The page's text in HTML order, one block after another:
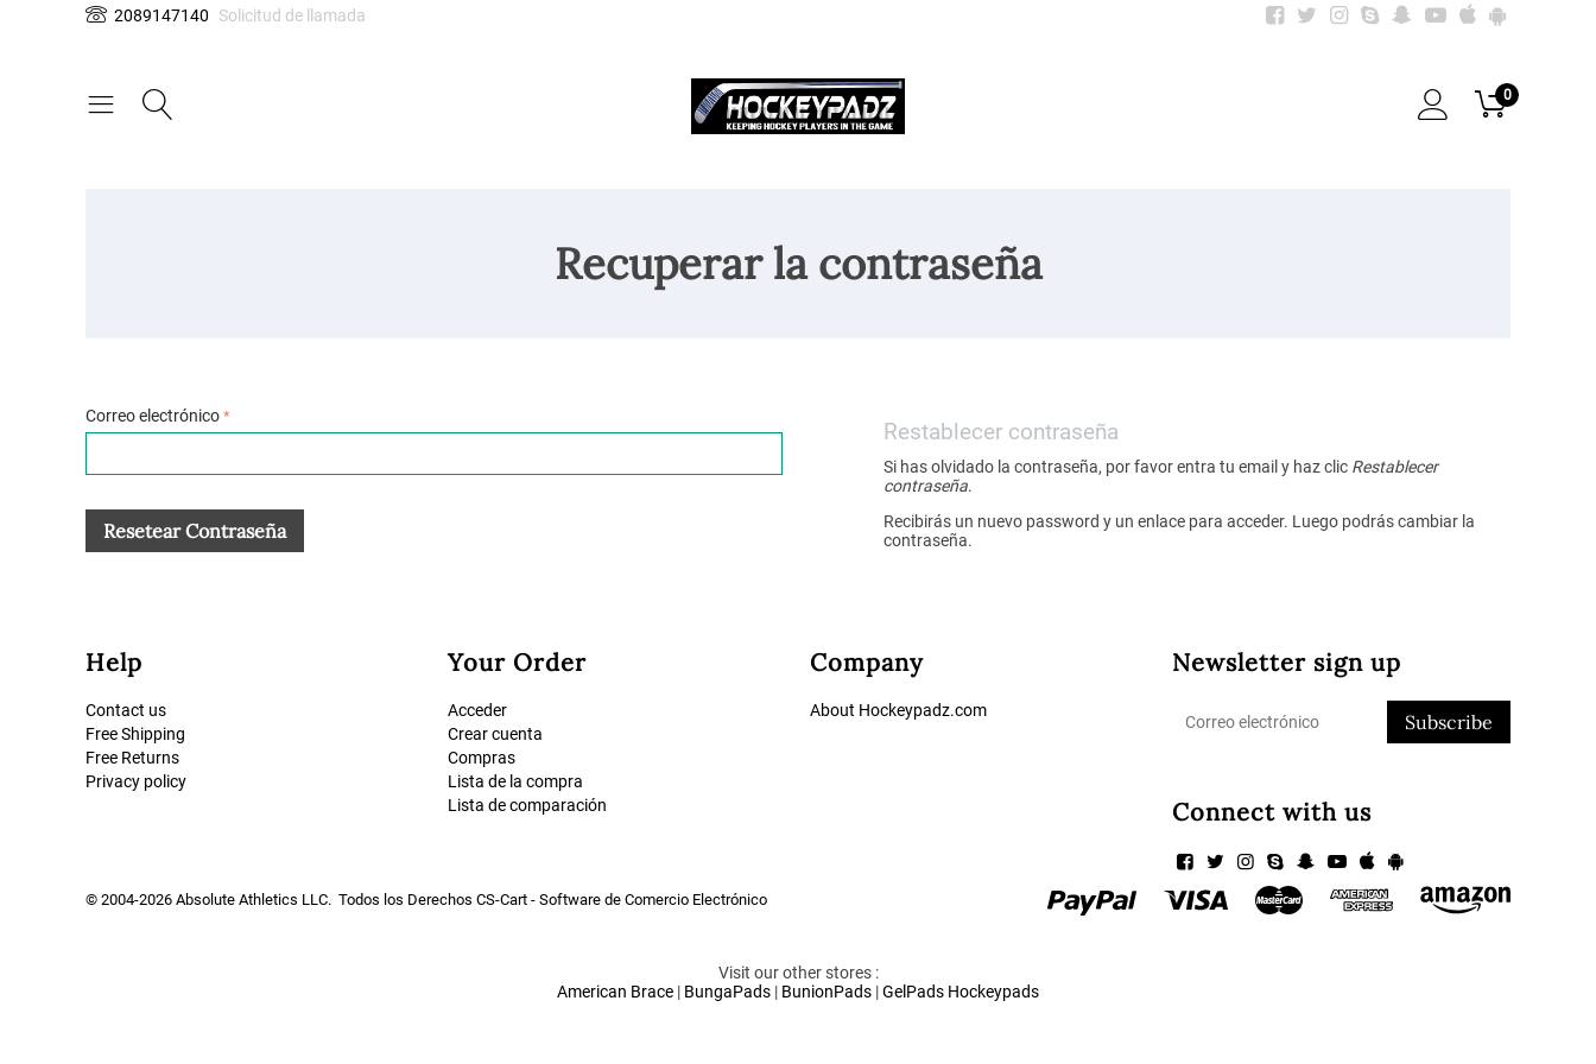
2089147140 Solicitud de llamada
0
Recuperar la contraseña
Correo electrónico
Resetear Contraseña
Restablecer contraseña
Si has olvidado la contraseña, por favor entra tu email y haz clic Restablecer
contraseña.
Recibirás un nuevo password y un enlace para acceder. Luego podrás cambiar la
contraseña.
Help
Contact us
Free Shipping
Free Returns
Privacy policy
Your Order
Acceder
Crear cuenta
Compras
Lista de la compra
Lista de comparación
Company
About Hockeypadz.com
Newsletter sign up
Subscribe
Connect with us
© 2004-2026 Absolute Athletics LLC. Todos los Derechos CS-Cart - Software de Comercio Electrónico
Visit our other stores :
American Brace | BungaPads | BunionPads |GelPads Hockeypads